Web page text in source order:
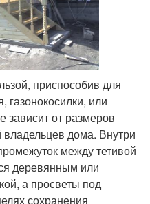
приспособив для
газонокосилки, или
зависит от размеров
владельцев дома. Внутри
между тетивой
деревянным или
а просветы под
сохранения